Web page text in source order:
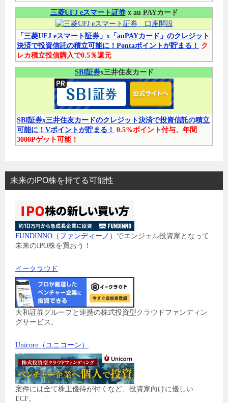
三菱UFJ eスマート証券x au PAYカード
「三菱UFJ eスマート証券」x「auPAYカード」のクレジット
決済で投資信託の積立可能に！Pontaポイントが貯まる！
ク
レカ積立投信購入で0.5％還元
SBI証券x三井住友カード
SBI証券x三井住友カードのクレジット決済で投資信託の積立
可能に！Vポイントが貯まる！ 0.5%ポイント付与、年間
3000Pゲット可能！
未来のIPO株を持てる可能性
FUNDINNO（ファンディーノ） でエンジェル投資家となって
未来のIPO株を買おう！
イークラウド
大和証券グループと連携の株式投資型クラウドファンディン
グサービス。
Unicorn（ユニコーン）
案件には全て株主優待が付くなど、投資家向けに優しい
ECF。